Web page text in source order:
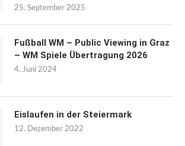
25. September 2025
Fußball WM – Public Viewing in Graz
– WM Spiele Übertragung 2026
4. Juni 2024
Eislaufen in der Steiermark
12. Dezember 2022